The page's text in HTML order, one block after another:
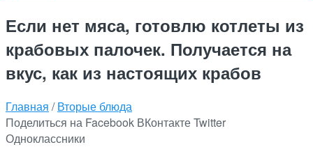
Если нет мяса, готовлю котлеты из
крабовых палочек. Получается на
вкус, как из настоящих крабов
Главная /Вторые блюда
Поделиться на Facebook ВКонтактеTwitter
Одноклассники